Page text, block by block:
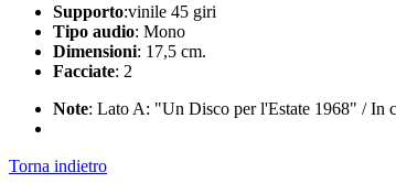
Supporto:vinile 45 giri
Tipo audio: Mono
Dimensioni: 17,5 cm.
Facciate: 2
Note: Lato A: "Un Disco per l'Estate 1968" / In
Torna indietro